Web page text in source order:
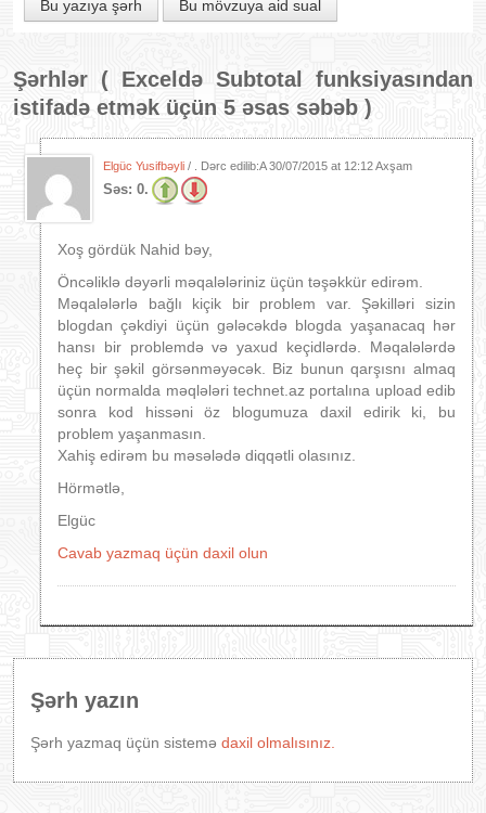
Bu yazıya şərh Bu mövzuya aid sual
Şərhlər ( Exceldə Subtotal funksiyasından
istifadə etmək üçün 5 əsas səbəb )
Elgüc Yusifbəyli / . Dərc edilib:A30/07/2015 at 12:12 Axşam
Səs: 0.
Xoş gördük Nahid bəy,
Öncəliklə dəyərli məqalələriniz üçün təşəkkür edirəm.
Məqalələrlə bağlı kiçik bir problem var. Şəkilləri sizin
blogdan çəkdiyi üçün gələcəkdə blogda yaşanacaq hər
hansı bir problemdə və yaxud keçidlərdə. Məqalələrdə
heç bir şəkil görsənməyəcək. Biz bunun qarşısnı almaq
üçün normalda məqlələri technet.az portalına upload edib
sonra kod hissəni öz blogumuza daxil edirik ki, bu
problem yaşanmasın.
Xahiş edirəm bu məsələdə diqqətli olasınız.
Hörmətlə,
Elgüc
Cavab yazmaq üçün daxil olun
Şərh yazın
Şərh yazmaq üçün sistemə daxil olmalısınız.